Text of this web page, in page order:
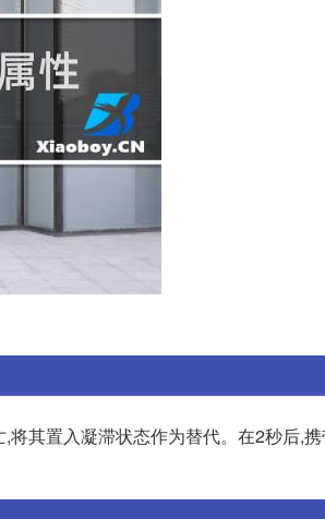
其置入凝滞状态作为替代。在2秒后,